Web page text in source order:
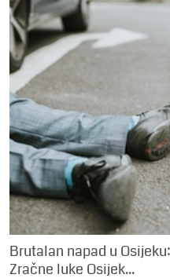
Brutalan napad u
Zračne luke Osijek...